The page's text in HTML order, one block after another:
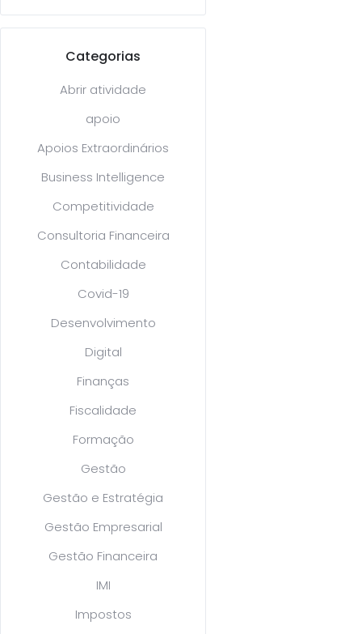
Categorias
Abrir atividade
apoio
Apoios Extraordinários
Business Intelligence
Competitividade
Consultoria Financeira
Contabilidade
Covid-19
Desenvolvimento
Digital
Finanças
Fiscalidade
Formação
Gestão
Gestão e Estratégia
Gestão Empresarial
Gestão Financeira
IMI
Impostos